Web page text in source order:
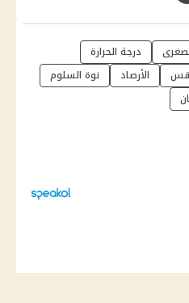
درجة الحرارة
الأرصاد
نوة السلوم